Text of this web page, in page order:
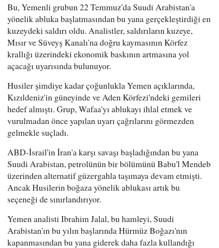
Bu, Yemenli grubun 22 Temmuz'da Suudi Arabistan'a
yönelik abluka başlatmasından bu yana gerçekleştirdiği en
kuzeydeki saldırı oldu. Analistler, saldırıların kuzeye,
Mısır ve Süveyş Kanalı'na doğru kaymasının Körfez
krallığı üzerindeki ekonomik baskının artmasına yol
açacağı uyarısında bulunuyor.
Husiler şimdiye kadar çoğunlukla Yemen açıklarında,
Kızıldeniz'in güneyinde ve Aden Körfezi'ndeki gemileri
hedef almıştı. Grup, Wafaa'yı ablukayı ihlal etmek ve
vurulmadan önce yapılan uyarı çağrılarını görmezden
gelmekle suçladı.
ABD-İsrail'in İran'a karşı savaşı başladığından bu yana
Suudi Arabistan, petrolünün bir bölümünü Babu'l Mendeb
üzerinden alternatif güzergahla taşımaya devam etmişti.
Ancak Husilerin boğaza yönelik ablukası artık bu
seçeneği de sınırlandırıyor.
Yemen analisti Ibrahim Jalal, bu hamleyi, Suudi
Arabistan'ın bu yılın başlarında Hürmüz Boğazı'nın
kapanmasından bu yana giderek daha fazla kullandığı